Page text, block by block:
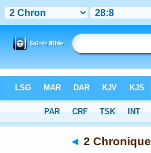
>Chapitre 28 > Verset 8
◄ 2